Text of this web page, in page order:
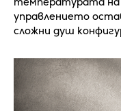
управлението
сложни душ